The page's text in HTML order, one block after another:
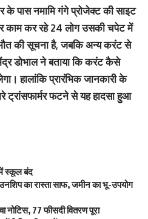
के पास नमामि गंगे प्रोजेक्‍ट की साइट
काम कर रहे 24 लोग उसकी चपेट में
की सूचना है, जबकि अन्‍य करंट से
डोभाल ने बताया कि करंट कैसे
हालां‍कि प्रारंभिक जानकारी के
फटने से यह हादसा हुआ
स्कूल बंद
का रास्ता साफ, जमीन का भू-उपयोग
77 फीसदी वितरण पूरा